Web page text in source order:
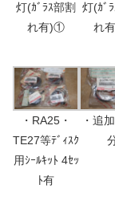
灯(ｶﾞﾗｽ部割
れ有)①
灯(ｶﾞ
れ
・RA25・
TE27等ﾃﾞｨｽｸ
用ｼｰﾙｷｯﾄ 4ｾｯ
ﾄ有
・追